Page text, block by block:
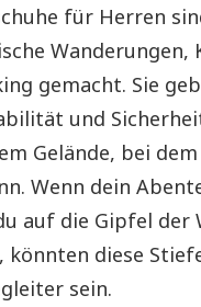
für Herren
Wanderungen,
gemacht. Sie
und
Gelände, bei
Wenn dein
auf die Gipfel der
könnten diese
sein.